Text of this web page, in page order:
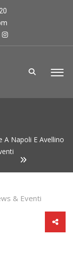
A Napoli E Avellino
& Eventi